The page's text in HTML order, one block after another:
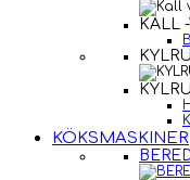
KALL
KÖKSMASKINER